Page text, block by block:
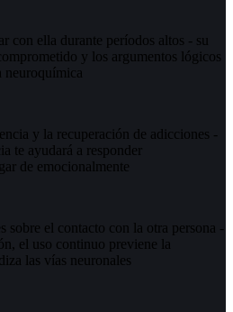
con ella durante períodos altos - su
y los argumentos lógicos
neuroquímica
y la recuperación de adicciones -
te ayudará a responder
de emocionalmente
sobre el contacto con la otra persona -
el uso continuo previene la
las vías neuronales